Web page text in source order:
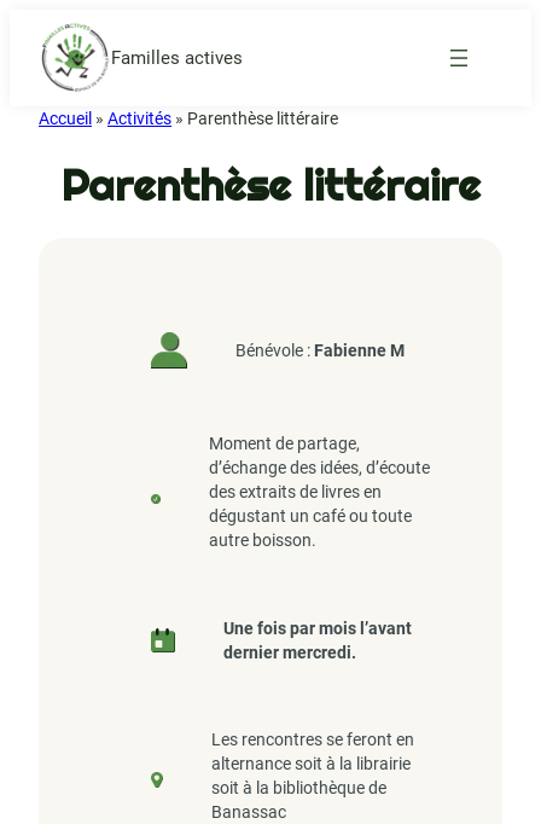
Familles actives
Accueil » Activités » Parenthèse littéraire
Parenthèse littéraire
Bénévole : Fabienne M
Moment de partage,
d’échange des idées, d’écoute
des extraits de livres en
dégustant un café ou toute
autre boisson.
Une fois par mois l’avant
dernier mercredi.
Les rencontres se feront en
alternance soit à la librairie
soit à la bibliothèque de
Banassac